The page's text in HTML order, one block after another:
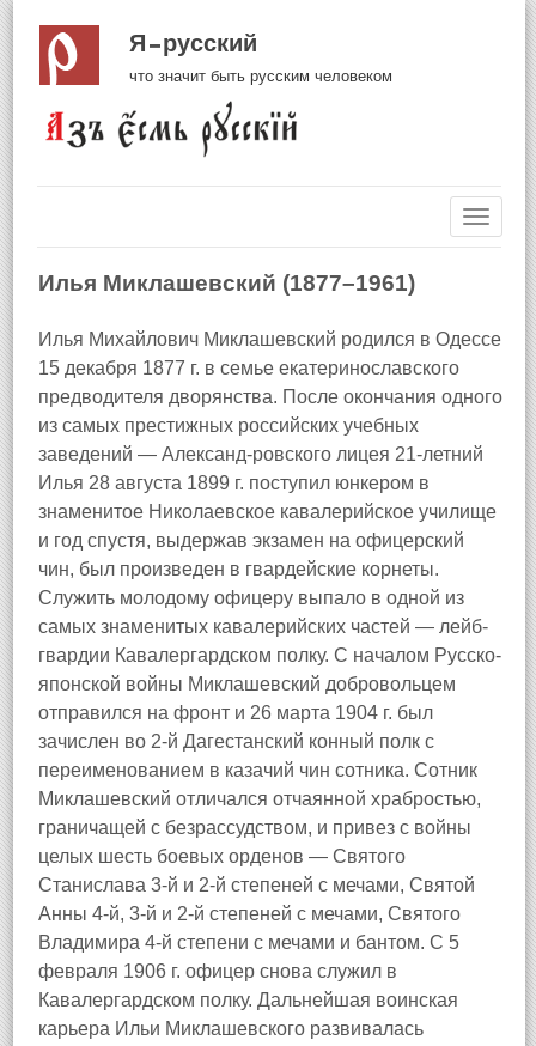
Я русский
что значит быть русским человеком
Илья Миклашевский (1877–1961)
Илья Михайлович Миклашевский родился в Одессе
15 декабря 1877 г. в семье екатеринославского
предводителя дворянства. После окончания одного
из самых престижных российских учебных
заведений — Александ-ровского лицея 21-летний
Илья 28 августа 1899 г. поступил юнкером в
знаменитое Николаевское кавалерийское училище
и год спустя, выдержав экзамен на офицерский
чин, был произведен в гвардейские корнеты.
Служить молодому офицеру выпало в одной из
самых знаменитых кавалерийских частей — лейб-
гвардии Кавалергардском полку. С началом Русско-
японской войны Миклашевский добровольцем
отправился на фронт и 26 марта 1904 г. был
зачислен во 2-й Дагестанский конный полк с
переименованием в казачий чин сотника. Сотник
Миклашевский отличался отчаянной храбростью,
граничащей с безрассудством, и привез с войны
целых шесть боевых орденов — Святого
Станислава 3-й и 2-й степеней с мечами, Святой
Анны 4-й, 3-й и 2-й степеней с мечами, Святого
Владимира 4-й степени с мечами и бантом. С 5
февраля 1906 г. офицер снова служил в
Кавалергардском полку. Дальнейшая воинская
карьера Ильи Миклашевского развивалась